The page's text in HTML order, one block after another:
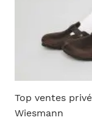
Top ventes
Wiesmann